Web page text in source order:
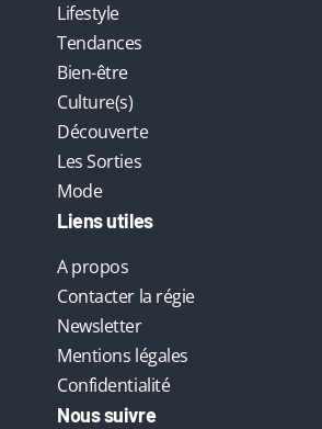
Lifestyle
Tendances
Bien-être
Culture(s)
Découverte
Les Sorties
Mode
Liens utiles
A propos
Contacter la régie
Newsletter
Mentions légales
Confidentialité
Nous suivre